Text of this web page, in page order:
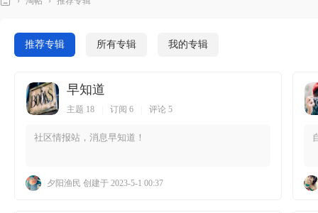
推荐专辑 所有专辑 我的专辑
早知道
主题 18 订阅 6 评论 5
社区情报站，消息早知道！
夕阳渔民 创建于 2023-5-1 00:37